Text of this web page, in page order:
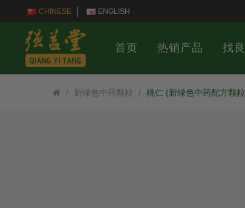
CHINESE ENGLISH
首页 热销产品 找
新绿色中药颗粒 桃仁 (新绿色中药配方颗